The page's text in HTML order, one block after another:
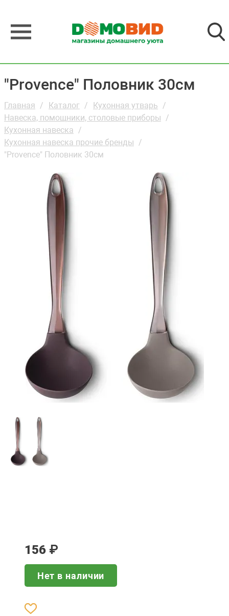
"Provence" Половник 30см
Главная Каталог
Кухонная утварь
Навеска, помощники, столовые приборы
Кухонная навеска
Кухонная навеска прочие бренды
"Provence" Половник 30см
156 ₽
Нет в наличии